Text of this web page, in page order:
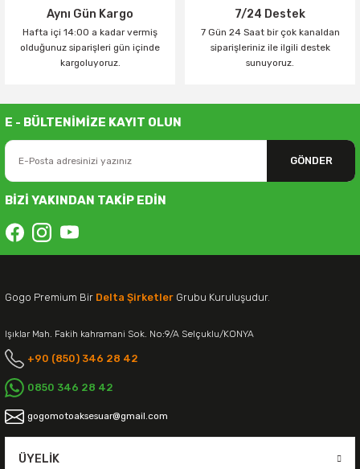
Aynı Gün Kargo
Hafta içi 14:00 a kadar vermiş
olduğunuz siparişleri gün içinde
kargoluyoruz.
7/24 Destek
7 Gün 24 Saat bir çok kanaldan
siparişleriniz ile ilgili destek
sunuyoruz.
E - BÜLTENİMİZE KAYIT OLUN
GÖNDER
BİZİ YAKINDAN TAKİP EDİN
Gogo Premium Bir Delta Şirketler Grubu Kuruluşudur.
Işıklar Mah. Fakih kahramani Sok. No:9/A Selçuklu/KONYA
+90 (850) 346 28 42
0850 346 28 42
gogomotoaksesuar@gmail.com
ÜYELIK